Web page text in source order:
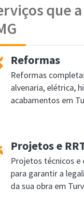
que
Reformas
Reformas
alvenaria, elétrica,
acabamentos em
Projetos e
Projetos técnicos e
para garantir a
da sua obra em